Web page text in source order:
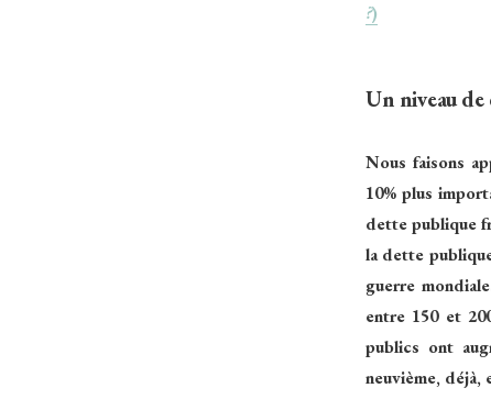
?)
Un niveau
Nous faisons
10% plus
dette publique
la dette
guerre
entre 150 et
publics ont
neuvième, déjà,